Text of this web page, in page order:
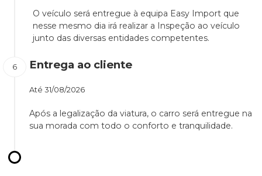
O veículo será entregue à equipa Easy Import que
nesse mesmo dia irá realizar a Inspeção ao veículo
junto das diversas entidades competentes.
Entrega ao cliente
Até 31/08/2026
Após a legalização da viatura, o carro será entregue na
sua morada com todo o conforto e tranquilidade.